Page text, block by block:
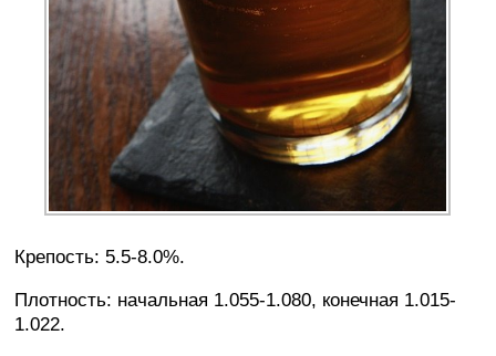
Крепость: 5.5-8.0%.
Плотность: начальная 1.055-1.080, конечная 1.015-
1.022.